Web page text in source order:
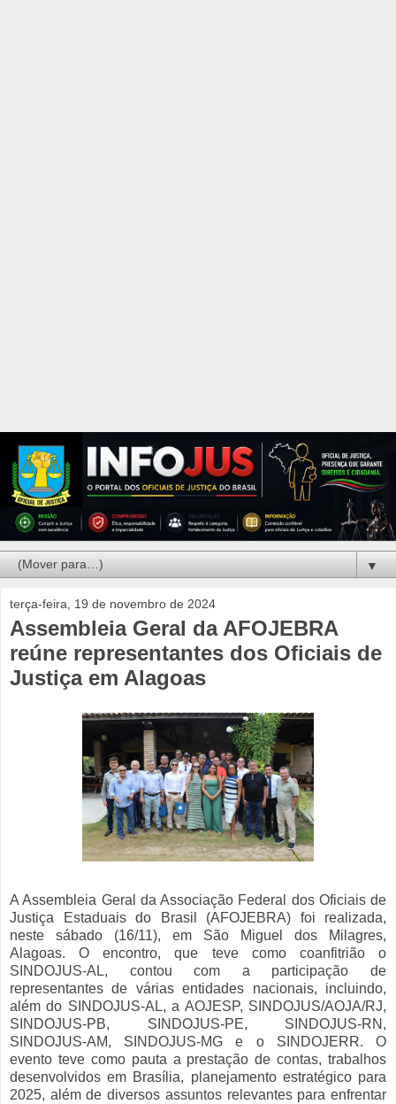
▼
terça-feira, 19 de novembro de 2024
Assembleia Geral da AFOJEBRA
reúne representantes dos Oficiais de
Justiça em Alagoas
A Assembleia Geral da Associação Federal dos Oficiais de
Justiça Estaduais do Brasil (AFOJEBRA) foi realizada,
neste sábado (16/11), em São Miguel dos Milagres,
Alagoas. O encontro, que teve como coanfitrião o
SINDOJUS-AL, contou com a participação de
representantes de várias entidades nacionais, incluindo,
além do SINDOJUS-AL, a AOJESP, SINDOJUS/AOJA/RJ,
SINDOJUS-PB, SINDOJUS-PE, SINDOJUS-RN,
SINDOJUS-AM, SINDOJUS-MG e o SINDOJERR. O
evento teve como pauta a prestação de contas, trabalhos
desenvolvidos em Brasília, planejamento estratégico para
2025, além de diversos assuntos relevantes para enfrentar